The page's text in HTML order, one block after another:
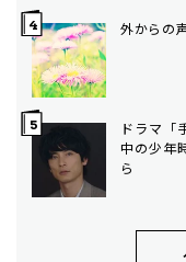
外からの
ドラマ「
中の少年
ら